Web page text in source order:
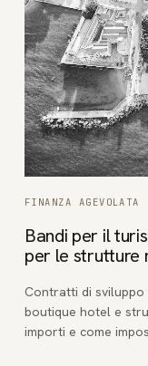
FINANZA AGEVOLATA
Bandi per il
per le strutture
Contratti di
boutique hotel e
importi e come